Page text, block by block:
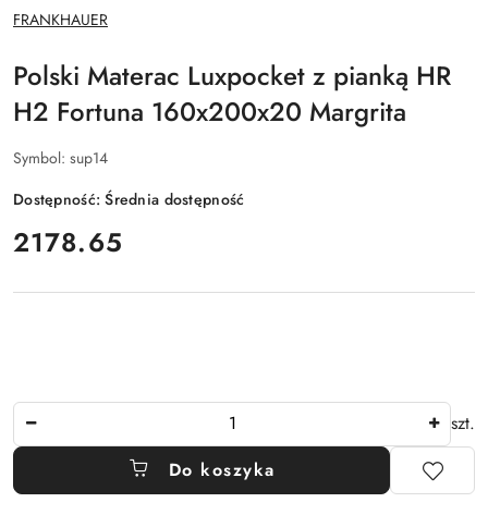
NAZWA
PRODUCENTA:
FRANKHAUER
Polski Materac Luxpocket z pianką HR
H2 Fortuna 160x200x20 Margrita
Symbol: sup14
Dostępność:Średnia dostępność
cena:
2178.65
szt.
Do koszyka